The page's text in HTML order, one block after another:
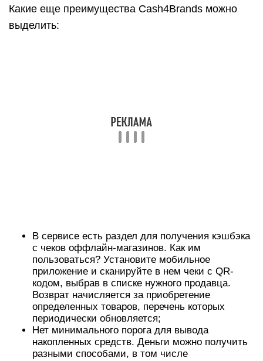
определенных товаров, перечень которых
периодически обновляется;
Нет минимального порога для вывода
пользователей, включающая в себя
повышение процента кэшбэка и получение
дохода за регистрацию друга;
Доступно мобильное приложение для быстрых
покупок;
Можно установить специальное разрешение
для браузера, которое подскажет, где дешевле
всего купить нужный товар;
Есть блог, в котором пользователи могут
публиковать свои статьи и читать полезные
советы от лучших авторов.